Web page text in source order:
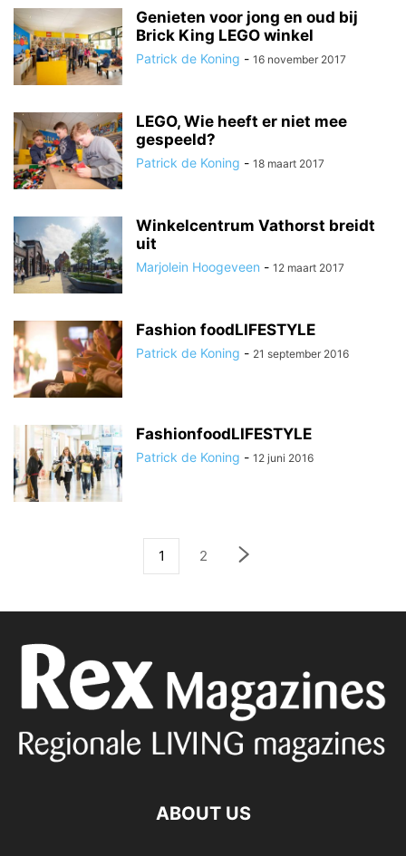
Genieten voor jong en oud bij
Brick King LEGO winkel
Patrick de Koning - 16 november 2017
LEGO, Wie heeft er niet mee
gespeeld?
Patrick de Koning - 18 maart 2017
Winkelcentrum Vathorst breidt
uit
Marjolein Hoogeveen - 12 maart 2017
Fashion foodLIFESTYLE
Patrick de Koning - 21 september 2016
FashionfoodLIFESTYLE
Patrick de Koning - 12 juni 2016
1 2
ABOUT US